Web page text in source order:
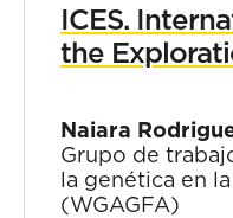
ICES.
the
Naiara
Grupo de
la genética en
(WGAGFA)